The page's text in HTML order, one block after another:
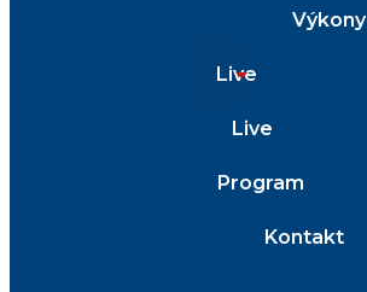
Výkony
Live
Live
Program
Kontakt